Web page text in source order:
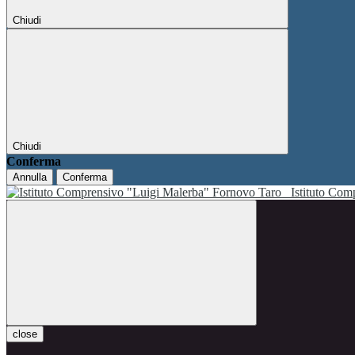
Chiudi
Chiudi
Conferma
Annulla Conferma
Istituto
close